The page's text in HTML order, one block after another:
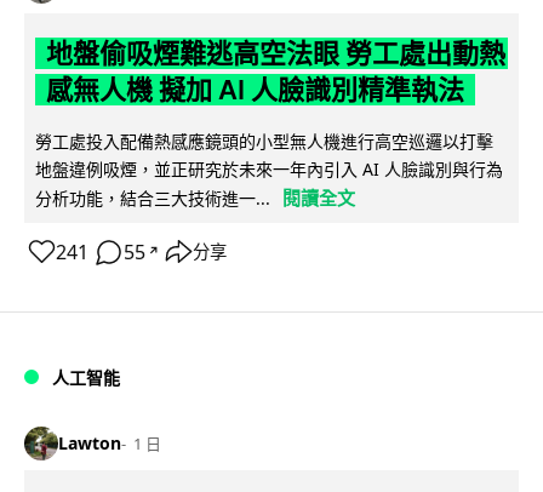
地盤偷吸煙難逃高空法眼 勞工處出動熱
感無人機 擬加 AI 人臉識別精準執法
勞工處投入配備熱感應鏡頭的小型無人機進行高空巡邏以打擊
地盤違例吸煙，並正研究於未來一年內引入 AI 人臉識別與行為
分析功能，結合三大技術進一...
閱讀全文
241 55 ↗ 分享
人工智能
Lawton 1 日